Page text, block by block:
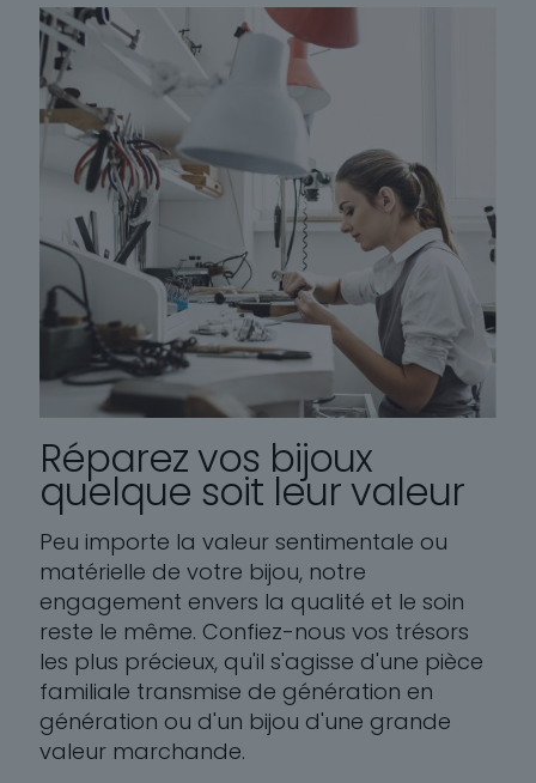
Réparez vos bijoux
quelque soit leur valeur
Peu importe la valeur sentimentale ou
matérielle de votre bijou, notre
engagement envers la qualité et le soin
reste le même. Confiez-nous vos trésors
les plus précieux, qu'il s'agisse d'une pièce
familiale transmise de génération en
génération ou d'un bijou d'une grande
valeur marchande.